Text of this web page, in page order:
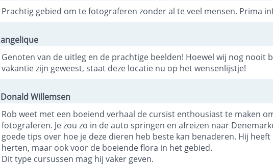
Prachtig gebied om te fotograferen zonder al te veel mensen. Prima
angelique
Genoten van de uitleg en de prachtige beelden! Hoewel wij nog nooit
vakantie zijn geweest, staat deze locatie nu op het wensenlijstje!
Donald Willemsen
Rob weet met een boeiend verhaal de cursist enthousiast te maken
fotograferen. Je zou zo in de auto springen en afreizen naar
goede tips over hoe je deze dieren heb beste kan benaderen. Hij
herten, maar ook voor de boeiende flora in het gebied.
Dit type cursussen mag hij vaker geven.